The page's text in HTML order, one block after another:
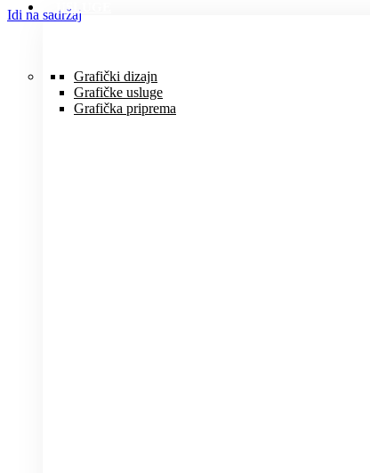
Idi na sadržajUSLUGE
Grafički dizajn
Grafičke usluge
Grafička priprema